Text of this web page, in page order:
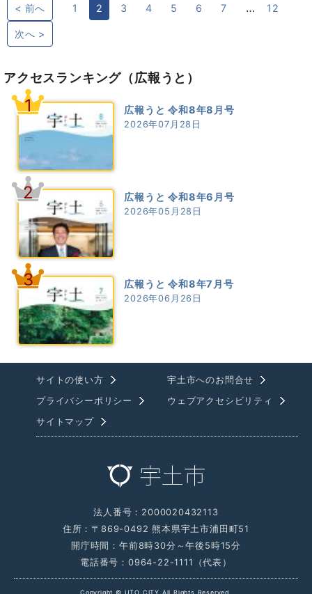
< 前へ 1 2 3 4 5 6 7 … 12
次へ >
アクセスランキング （広報うと）
1 広報うと 令和8年8月号
2026年07月28日
2 広報うと 令和8年6月号
2026年05月28日
3 広報うと 令和8年7月号
2026年06月26日
サイトの使い方
宇土市へのお問合せ
プライバシーポリシー
ウェブアクセシビリティ
サイトマップ
法人番号：2000020432113
住所：〒869-0492 熊本県宇土市浦田町51
開庁時間：午前8時30分～午後5時15分
電話番号：0964-22-1111（代表）